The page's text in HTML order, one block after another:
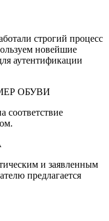
строгий процесс
новейшие
аутентификации
ОБУВИ
соответствие
и заявленным
предлагается